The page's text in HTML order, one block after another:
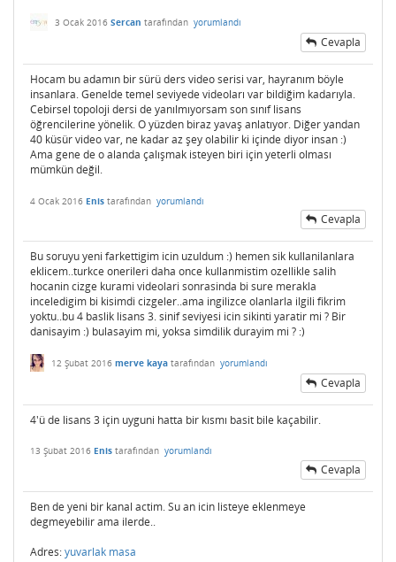
3 Ocak 2016 Sercan tarafından yorumlandı
Cevapla
Hocam bu adamın bir sürü ders video serisi var, hayranım böyle
insanlara. Genelde temel seviyede videoları var bildiğim kadarıyla.
Cebirsel topoloji dersi de yanılmıyorsam son sınıf lisans
öğrencilerine yönelik. O yüzden biraz yavaş anlatıyor. Diğer yandan
40 küsür video var, ne kadar az şey olabilir ki içinde diyor insan :)
Ama gene de o alanda çalışmak isteyen biri için yeterli olması
mümkün değil.
4 Ocak 2016 Enis tarafından yorumlandı
Cevapla
Bu soruyu yeni farkettigim icin uzuldum :) hemen sik kullanilanlara
eklicem..turkce onerileri daha once kullanmistim ozellikle salih
hocanin cizge kurami videolari sonrasinda bi sure merakla
inceledigim bi kisimdi cizgeler..ama ingilizce olanlarla ilgili fikrim
yoktu..bu 4 baslik lisans 3. sinif seviyesi icin sikinti yaratir mi ? Bir
danisayim :) bulasayim mi, yoksa simdilik durayim mi ? :)
12 Şubat 2016 merve kaya tarafından yorumlandı
Cevapla
4'ü de lisans 3 için uyguni hatta bir kısmı basit bile kaçabilir.
13 Şubat 2016 Enis tarafından yorumlandı
Cevapla
Ben de yeni bir kanal actim. Su an icin listeye eklenmeye
degmeyebilir ama ilerde..
Adres:yuvarlak masa